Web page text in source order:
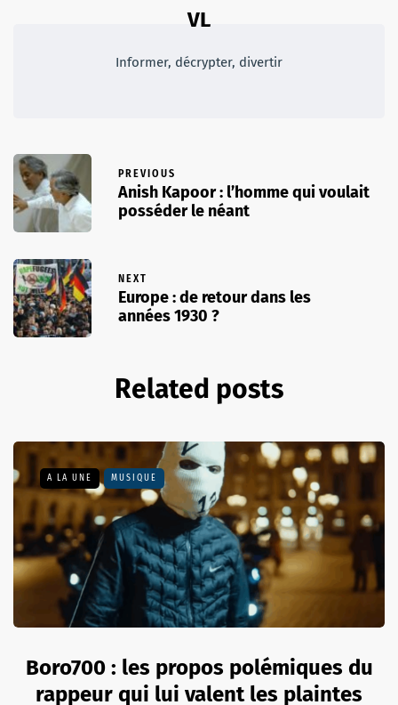
VL
Informer, décrypter, divertir
PREVIOUS
Anish Kapoor : l’homme qui voulait
posséder le néant
NEXT
Europe : de retour dans les
années 1930 ?
Related posts
A LA UNE MUSIQUE
Boro700 : les propos polémiques du
rappeur qui lui valent les plaintes